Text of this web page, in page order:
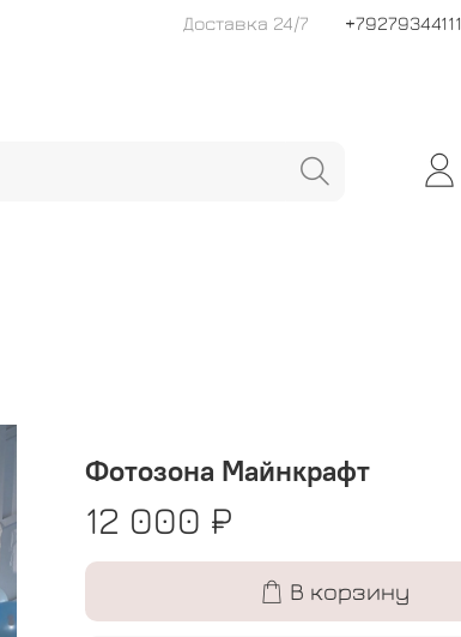
Доставка 24/7 +79279344111
Фотозона Майнкрафт
12 000 ₽
В корзину